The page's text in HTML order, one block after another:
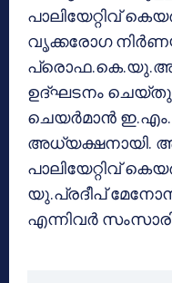
പാലിയേറ്റിവ്
വൃക്കരോഗ നിര്‍ണയ
ഉദ്ഘടനം
ചെയര്‍മാന്‍
അധ്യക്ഷനായി.
പാലിയേറ്റിവ്
യു.പ്രദീപ്
എന്നിവര്‍